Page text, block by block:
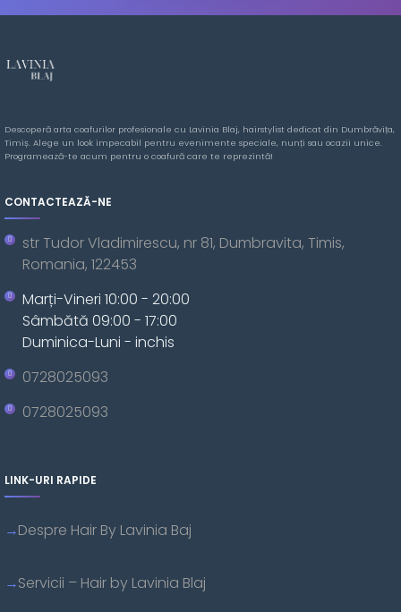
Descoperă arta coafurilor profesionale cu Lavinia Blaj, hairstylist dedicat din Dumbrăvița,
Timiș. Alege un look impecabil pentru evenimente speciale, nunți sau ocazii unice.
Programează-te acum pentru o coafură care te reprezintă!
CONTACTEAZĂ-NE
str Tudor Vladimirescu, nr 81, Dumbravita, Timis,
Romania, 122453
Marți-Vineri 10:00 - 20:00
Sâmbătă 09:00 - 17:00
Duminica-Luni - inchis
0728025093
0728025093
LINK-URI RAPIDE
Despre Hair By Lavinia Baj
Servicii – Hair by Lavinia Blaj